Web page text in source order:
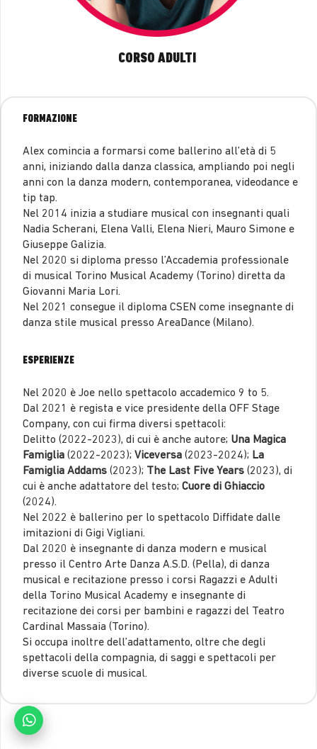
CORSO ADULTI
FORMAZIONE
Alex comincia a formarsi come ballerino all’età di 5
anni, iniziando dalla danza classica, ampliando poi negli
anni con la danza modern, contemporanea, videodance e
tip tap.
Nel 2014 inizia a studiare musical con insegnanti quali
Nadia Scherani, Elena Valli, Elena Nieri, Mauro Simone e
Giuseppe Galizia.
Nel 2020 si diploma presso l’Accademia professionale
di musical Torino Musical Academy (Torino) diretta da
Giovanni Maria Lori.
Nel 2021 consegue il diploma CSEN come insegnante di
danza stile musical presso AreaDance (Milano).
ESPERIENZE
Nel 2020 è Joe nello spettacolo accademico 9 to 5.
Dal 2021 è regista e vice presidente della OFF Stage
Company, con cui firma diversi spettacoli:
Delitto (2022-2023), di cui è anche autore; Una Magica
Famiglia (2022-2023); Viceversa (2023-2024); La
Famiglia Addams (2023); The Last Five Years (2023), di
cui è anche adattatore del testo; Cuore di Ghiaccio
(2024).
Nel 2022 è ballerino per lo spettacolo Diffidate dalle
imitazioni di Gigi Vigliani.
Dal 2020 è insegnante di danza modern e musical
presso il Centro Arte Danza A.S.D. (Pella), di danza
musical e recitazione presso i corsi Ragazzi e Adulti
della Torino Musical Academy e insegnante di
recitazione dei corsi per bambini e ragazzi del Teatro
Cardinal Massaia (Torino).
Si occupa inoltre dell’adattamento, oltre che degli
spettacoli della compagnia, di saggi e spettacoli per
diverse scuole di musical.